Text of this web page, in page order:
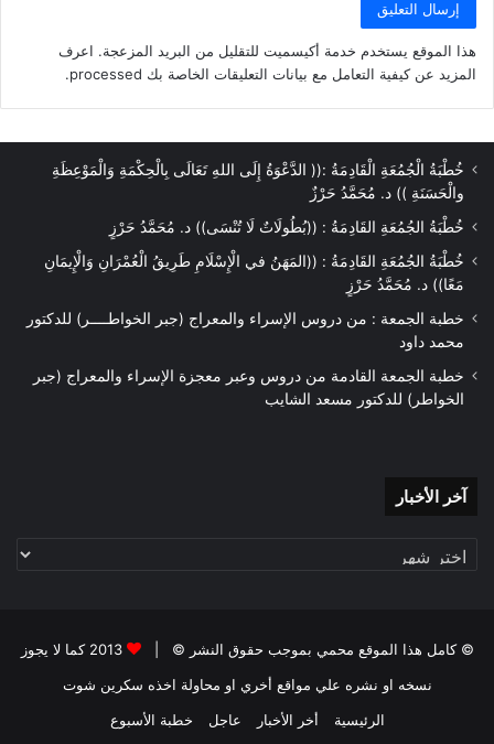
هذا الموقع يستخدم خدمة أكيسميت للتقليل من البريد المزعجة. اعرف
المزيد عن كيفية التعامل مع بيانات التعليقات الخاصة بك processed
.
خُطْبَةُ الْجُمُعَةِ الْقَادِمَةُ :(( الدَّعْوَةُ إِلَى اللهِ تَعَالَى بِالْحِكْمَةِ وَالْمَوْعِظَةِ
والْحَسَنَةِ )) د. مُحَمَّدُ حَرْزٌ
خُطْبَةُ الجُمُعَةِ القَادِمَةُ : ((بُطُولَاتٌ لَا تُنْسَى)) د. مُحَمَّدُ حَرْزٍ
خُطْبَةُ الجُمُعَةِ القَادِمَةُ : ((المَهَنُ في الْإِسْلَامِ طَرِيقُ الْعُمْرَانِ وَالْإِيمَانِ
مَعًا)) د. مُحَمَّدُ حَرْزٍ
خطبة الجمعة : من دروس الإسراء والمعراج (جبر الخواطــــر) للدكتور
محمد داود
خطبة الجمعة القادمة من دروس وعبر معجزة الإسراء والمعراج (جبر
الخواطر) للدكتور مسعد الشايب
آخر الأخبار
© كامل هذا الموقع محمي بموجب حقوق النشر © |
2013 كما لا يجوز
نسخه او نشره علي مواقع أخري او محاولة اخذه سكرين شوت
الرئيسية
أخر الأخبار عاجل خطبة الأسبوع